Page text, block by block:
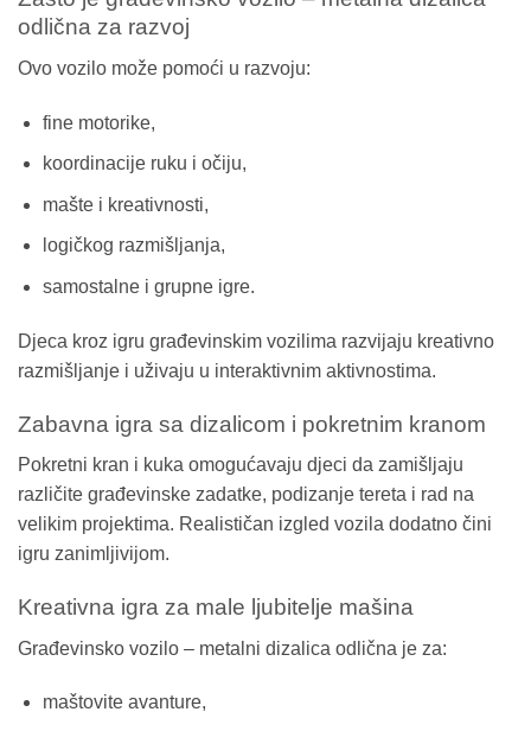
odlična za razvoj
Ovo vozilo može pomoći u razvoju:
fine motorike,
koordinacije ruku i očiju,
mašte i kreativnosti,
logičkog razmišljanja,
samostalne i grupne igre.
Djeca kroz igru građevinskim vozilima razvijaju kreativno
razmišljanje i uživaju u interaktivnim aktivnostima.
Zabavna igra sa dizalicom i pokretnim kranom
Pokretni kran i kuka omogućavaju djeci da zamišljaju
različite građevinske zadatke, podizanje tereta i rad na
velikim projektima. Realističan izgled vozila dodatno čini
igru zanimljivijom.
Kreativna igra za male ljubitelje mašina
Građevinsko vozilo – metalni dizalica odlična je za:
maštovite avanture,